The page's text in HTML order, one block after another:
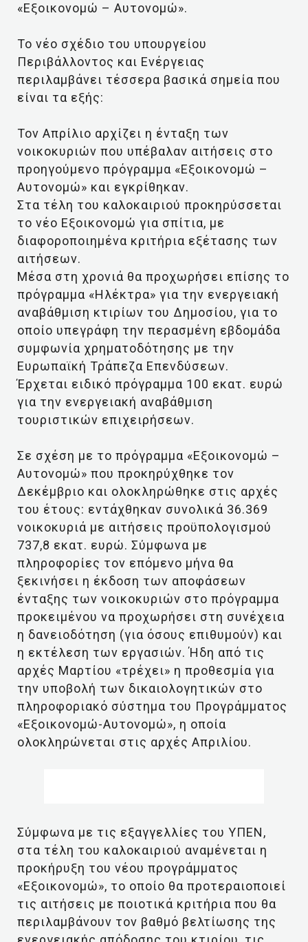
«Εξοικονομώ – Αυτονομώ».
To νέο σχέδιο του υπουργείου
Περιβάλλοντος και Ενέργειας
περιλαμβάνει τέσσερα βασικά σημεία που
είναι τα εξής:
Τον Απρίλιο αρχίζει η ένταξη των
νοικοκυριών που υπέβαλαν αιτήσεις στο
προηγούμενο πρόγραμμα «Εξοικονομώ –
Αυτονομώ» και εγκρίθηκαν.
Στα τέλη του καλοκαιριού προκηρύσσεται
το νέο Εξοικονομώ για σπίτια, με
διαφοροποιημένα κριτήρια εξέτασης των
αιτήσεων.
Μέσα στη χρονιά θα προχωρήσει επίσης το
πρόγραμμα «Ηλέκτρα» για την ενεργειακή
αναβάθμιση κτιρίων του Δημοσίου, για το
οποίο υπεγράφη την περασμένη εβδομάδα
συμφωνία χρηματοδότησης με την
Ευρωπαϊκή Τράπεζα Επενδύσεων.
Έρχεται ειδικό πρόγραμμα 100 εκατ. ευρώ
για την ενεργειακή αναβάθμιση
τουριστικών επιχειρήσεων.
Σε σχέση με το πρόγραμμα «Εξοικονομώ –
Αυτονομώ» που προκηρύχθηκε τον
Δεκέμβριο και ολοκληρώθηκε στις αρχές
του έτους: εντάχθηκαν συνολικά 36.369
νοικοκυριά με αιτήσεις προϋπολογισμού
737,8 εκατ. ευρώ. Σύμφωνα με
πληροφορίες τον επόμενο μήνα θα
ξεκινήσει η έκδοση των αποφάσεων
ένταξης των νοικοκυριών στο πρόγραμμα
προκειμένου να προχωρήσει στη συνέχεια
η δανειοδότηση (για όσους επιθυμούν) και
η εκτέλεση των εργασιών. Ήδη από τις
αρχές Μαρτίου «τρέχει» η προθεσμία για
την υποβολή των δικαιολογητικών στο
πληροφοριακό σύστημα του Προγράμματος
«Εξοικονομώ-Αυτονομώ», η οποία
ολοκληρώνεται στις αρχές Απριλίου.
Σύμφωνα με τις εξαγγελλίες του ΥΠΕΝ,
στα τέλη του καλοκαιριού αναμένεται η
προκήρυξη του νέου προγράμματος
«Εξοικονομώ», το οποίο θα προτεραιοποιεί
τις αιτήσεις με ποιοτικά κριτήρια που θα
περιλαμβάνουν τον βαθμό βελτίωσης της